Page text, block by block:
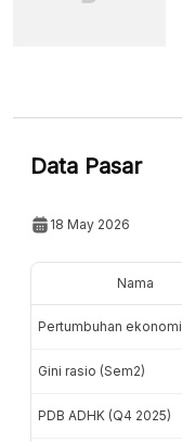
Data Pasar
18 May 2026
Nama
Pertumbuhan ekonomi
Gini rasio (Sem2)
PDB ADHK (Q4 2025)